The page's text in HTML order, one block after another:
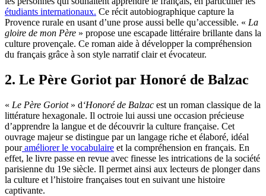
étudiants internationaux. Ce récit autobiographique capture la
Provence rurale en usant d’une prose aussi belle qu’accessible. « La
gloire de mon Père » propose une escapade littéraire brillante dans la
culture provençale. Ce roman aide à développer la compréhension
du français grâce à son style narratif clair et évocateur.
2. Le Père Goriot par Honoré de Balzac
« Le Père Goriot» d‘Honoré de Balzac est un roman classique de la
littérature hexagonale. Il octroie lui aussi une occasion précieuse
d’apprendre la langue et de découvrir la culture française. Cet
ouvrage majeur se distingue par un langage riche et élaboré, idéal
pouraméliorer le vocabulaire et la compréhension en français. En
effet, le livre passe en revue avec finesse les intrications de la société
parisienne du 19e siècle. Il permet ainsi aux lecteurs de plonger dans
la culture et l’histoire françaises tout en suivant une histoire
captivante.